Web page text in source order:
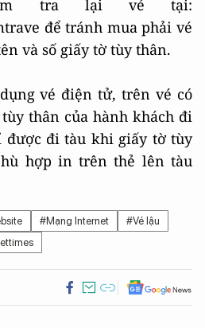
tra lại vé tại:
để tránh mua phải vé
và số giấy tờ tùy thân.
vé điện tử, trên vé có
thân của hành khách đi
được đi tàu khi giấy tờ tùy
hợp in trên thẻ lên tàu
#Mạng Internet
#Vé lậu